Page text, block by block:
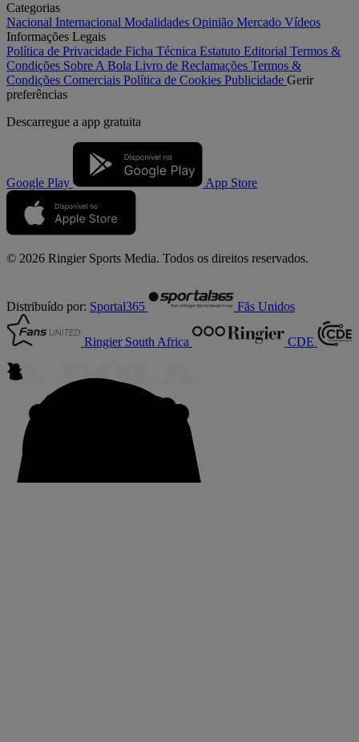
Categorias
Nacional Internacional Modalidades Opinião Mercado Vídeos
Informações Legais
Política de Privacidade Ficha Técnica Estatuto Editorial Termos &
Condições Sobre A Bola Livro de Reclamações Termos &
Condições Comerciais Política de Cookies Publicidade Gerir
preferências
Descarregue a app gratuita
Google Play App Store
© 2026 Ringier Sports Media. Todos os direitos reservados.
Distribuído por: Sportal365 Fãs Unidos
Ringier South Africa CDE